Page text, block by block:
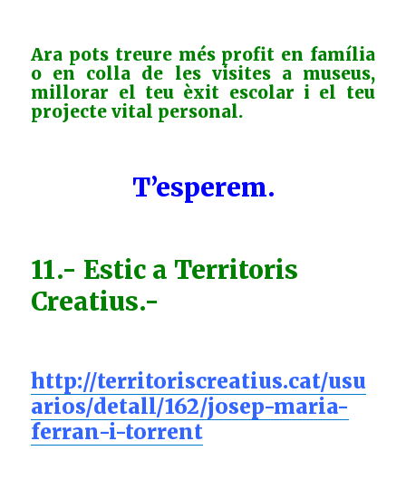
Ara pots treure més profit en família
o en colla de les visites a museus,
millorar el teu èxit escolar i el teu
projecte vital personal.
T’esperem.
11.- Estic a Territoris
Creatius.-
http://territoriscreatius.cat/usu
arios/detall/162/josep-maria-
ferran-i-torrent